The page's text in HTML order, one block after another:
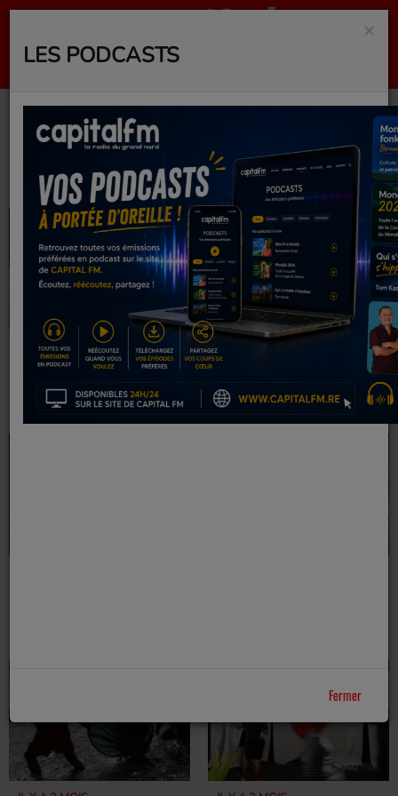
Actualités
IL Y A 2 MOIS
FOOT : PREMIER
TEST RATÉ ET
INQUIÉTANT POUR
IL Y A 2 MOIS
RÉUNIONNAIS
N’ONT PLUS QUE
VEEZIT, LE SALON
DU TOURISME
×
LES PODCASTS
Fermer